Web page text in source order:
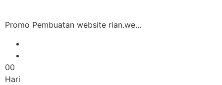
Promo Pembuatan website rian.we…
00
Hari